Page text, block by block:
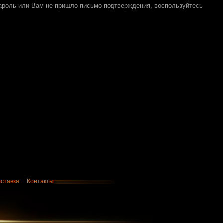
или Вам не пришло письмо подтверждения, воспользуйтесь
Контакты